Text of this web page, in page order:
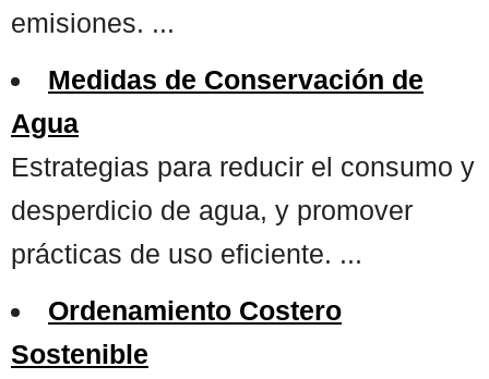
emisiones. ...
Medidas de Conservación de
Agua
Estrategias para reducir el consumo y
desperdicio de agua, y promover
prácticas de uso eficiente. ...
Ordenamiento Costero
Sostenible